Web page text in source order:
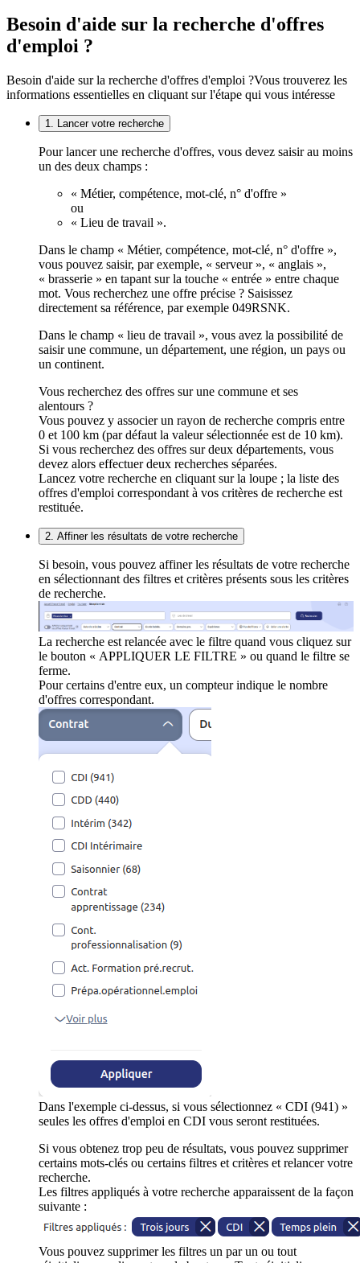
Besoin d'aide sur la recherche d'offres
d'emploi ?
Besoin d'aide sur la recherche d'offres d'emploi ?Vous trouverez les
informations essentielles en cliquant sur l'étape qui vous intéresse
1. Lancer votre recherche
Pour lancer une recherche d'offres, vous devez saisir au moins
un des deux champs :
« Métier, compétence, mot-clé, n° d'offre »
ou
« Lieu de travail ».
Dans le champ « Métier, compétence, mot-clé, n° d'offre »,
vous pouvez saisir, par exemple, « serveur », « anglais »,
« brasserie » en tapant sur la touche « entrée » entre chaque
mot. Vous recherchez une offre précise ? Saisissez
directement sa référence, par exemple 049RSNK.
Dans le champ « lieu de travail », vous avez la possibilité de
saisir une commune, un département, une région, un pays ou
un continent.
Vous recherchez des offres sur une commune et ses
alentours ?
Vous pouvez y associer un rayon de recherche compris entre
0 et 100 km (par défaut la valeur sélectionnée est de 10 km).
Si vous recherchez des offres sur deux départements, vous
devez alors effectuer deux recherches séparées.
Lancez votre recherche en cliquant sur la loupe ; la liste des
offres d'emploi correspondant à vos critères de recherche est
restituée.
2. Affiner les résultats de votre recherche
Si besoin, vous pouvez affiner les résultats de votre recherche
en sélectionnant des filtres et critères présents sous les critères
de recherche.
La recherche est relancée avec le filtre quand vous cliquez sur
le bouton « APPLIQUER LE FILTRE » ou quand le filtre se
ferme.
Pour certains d'entre eux, un compteur indique le nombre
d'offres correspondant.
Dans l'exemple ci-dessus, si vous sélectionnez « CDI (941) »
seules les offres d'emploi en CDI vous seront restituées.
Si vous obtenez trop peu de résultats, vous pouvez supprimer
certains mots-clés ou certains filtres et critères et relancer votre
recherche.
Les filtres appliqués à votre recherche apparaissent de la façon
suivante :
Vous pouvez supprimer les filtres un par un ou tout